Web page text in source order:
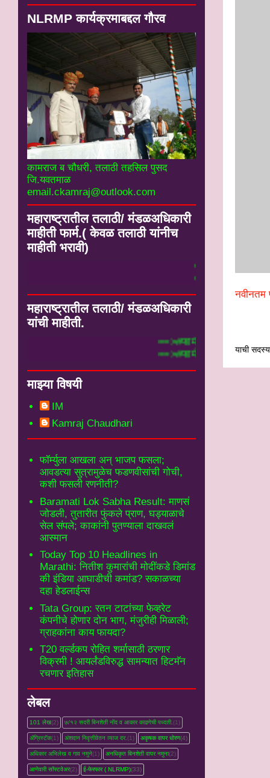
नवीनतम
याची
NLRMP कार्यक्रमाबद्दल गौरव
कामराज ब चौधरी, तलाठी तहसिल पुसद
जि.यवतमाळ
email.ckamraj@outlook.com
महाराष्ट्रातील तलाठी/ मंडळअधिकारी
माहीती फार्म.( केवळ तलाठी यांनीच
माहीती भरावी)
महाराष्ट्रातील तलाठी/ मंडळअधिकारी
यांची माहीती.
==>#फार्म मध्ये भरलेली तलाठी माहीती येथे पहा.#
==>#फार्म मध्ये भरलेली मंडळअधिकारी माहीती
माझ्या विषयी
IM
Kamraj Chaudhari
फॉर्म्युला आखला अन् भाजप फसला;
आवडत्या सुत्रामुळेच फडणवीसांची गोची,
कशी फसली रणनीती?
Baramati Lok Sabha Result: माणसं
जोडली, तुतारीत फुंकले प्राण, घड्याळाचे
सेल संपले; काकांनी पुतण्याला दाखवलं
आस्मान
Today Top 10 Headlines in
Marathi: नितीश कुमारांची मोदींकडे डिमांड
की इंडिया आघाडीची कमांड? सकाळच्या
दहा हेडलाईन्स
Tata Group: रतन टाटांच्या फेव्हरेट
कंपनीचे होणार दोन भाग, मंजुरीही मिळाली;
ग्राहकांना काय फायदा?
T20 वर्ल्डकप रोहित शर्मासाठी ठरणार
विक्रमी ! आयर्लंडविरुद्ध सामन्यात हिटमॅन
रचणार इतिहास
लेबल
101 लेख(2) ७/१२ सदरी बिनशेती नोंद व आकार काढणेची पध्दती. (1)
ॲग्रिस्टॅक(1) अंशदान निवृत्तीवेतन व्‍याज दर. (1) अकृषक वापर धोरण(4)
अधिकार अभिलेख व गाव नमुने(1) अनधिकृत बिनशेती वापर नमुना(2)
आणेवारी सॉफ्टवेअर(2) ई-फेरफार ( NLRMP)(33)